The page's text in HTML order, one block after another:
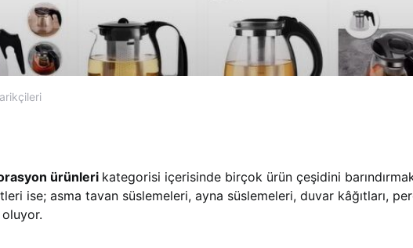
ürünleri kategorisi içerisinde birçok ürün çeşidini
ise; asma tavan süslemeleri, ayna süslemeleri, duvar kâğıtları,
oluyor.